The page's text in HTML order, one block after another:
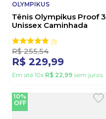
OLYMPIKUS
Tênis Olympikus Proof 3
Unissex Caminhada
1
R$ 255,54
R$ 229,99
Em até 10x R$ 22,99 sem juros
10%
OFF